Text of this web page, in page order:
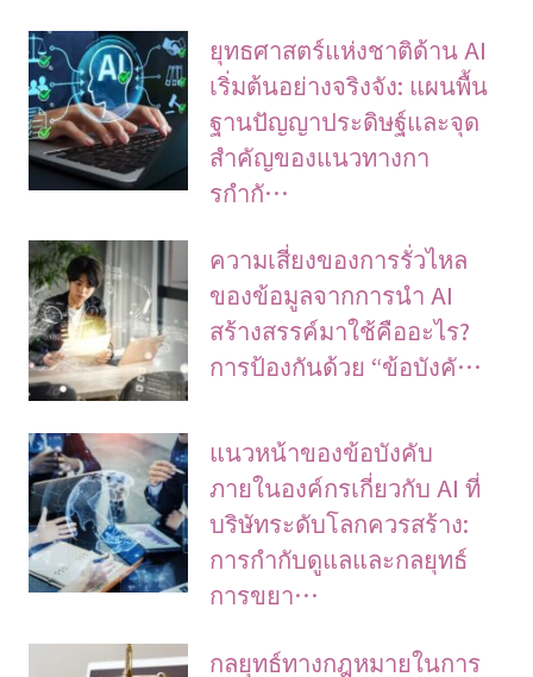
ยุทธศาสตร์แห่งชาติด้าน AI
เริ่มต้นอย่างจริงจัง: แผนพื้น
ฐานปัญญาประดิษฐ์และจุด
สำคัญของแนวทางกา
รกำกั…
ความเสี่ยงของการรั่วไหล
ของข้อมูลจากการนำ AI
สร้างสรรค์มาใช้คืออะไร?
การป้องกันด้วย “ข้อบังคั…
แนวหน้าของข้อบังคับ
ภายในองค์กรเกี่ยวกับ AI ที่
บริษัทระดับโลกควรสร้าง:
การกำกับดูแลและกลยุทธ์
การขยา…
กลยุทธ์ทางกฎหมายในการ